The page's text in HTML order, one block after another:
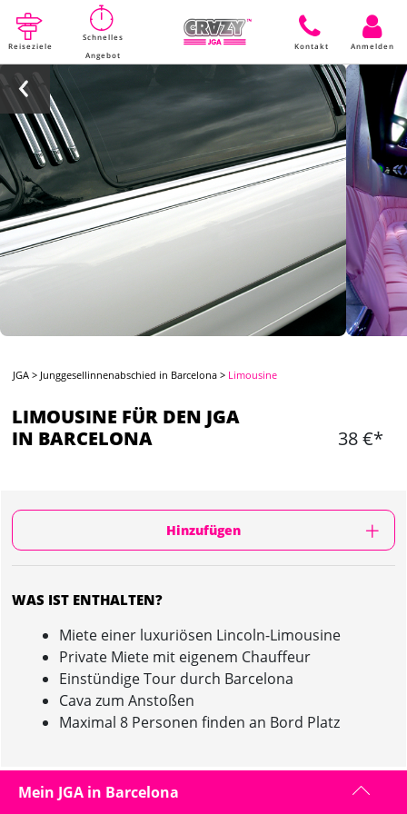
Reiseziele
Schnelles
Angebot
Kontakt Anmelden
JGA > Junggesellinnenabschied in Barcelona > Limousine
LIMOUSINE FÜR DEN JGA
IN BARCELONA
38 €*
Hinzufügen
WAS IST ENTHALTEN?
Miete einer luxuriösen Lincoln-Limousine
Private Miete mit eigenem Chauffeur
Einstündige Tour durch Barcelona
Cava zum Anstoßen
Maximal 8 Personen finden an Bord Platz
LIMOUSINE IN BARCELONA : INFORMATION
Mein JGA in Barcelona